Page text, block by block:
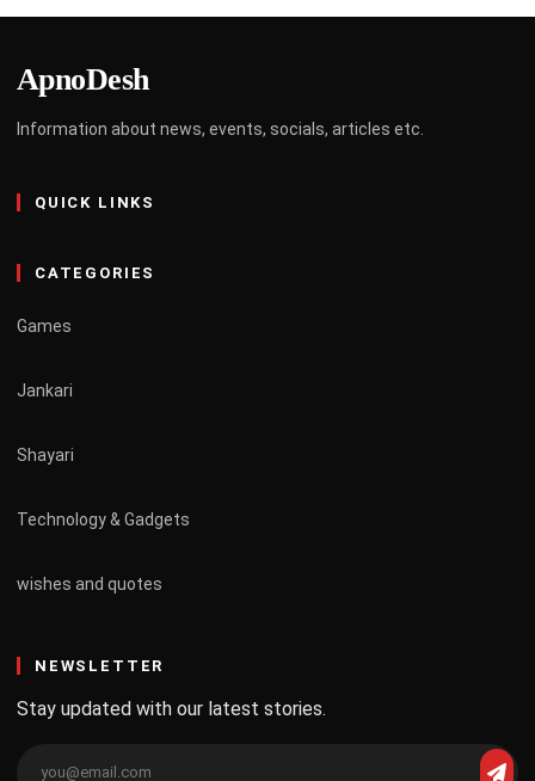
ApnoDesh
Information about news, events, socials, articles etc.
QUICK LINKS
CATEGORIES
Games
Jankari
Shayari
Technology & Gadgets
wishes and quotes
NEWSLETTER
Stay updated with our latest stories.